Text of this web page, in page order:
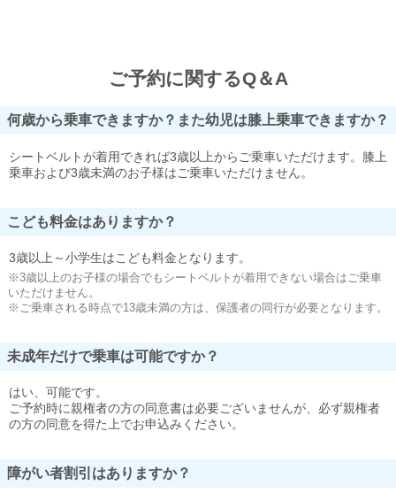
ご予約に関するQ＆A
何歳から乗車できますか？また幼児は膝上乗車できますか？
シートベルトが着用できれば3歳以上からご乗車いただけます。膝上
乗車および3歳未満のお子様はご乗車いただけません。
こども料金はありますか？
3歳以上～小学生はこども料金となります。
※3歳以上のお子様の場合でもシートベルトが着用できない場合はご乗車
いただけません。
※ご乗車される時点で13歳未満の方は、保護者の同行が必要となります。
未成年だけで乗車は可能ですか？
はい、可能です。
ご予約時に親権者の方の同意書は必要ございませんが、必ず親権者
の方の同意を得た上でお申込みください。
障がい者割引はありますか？